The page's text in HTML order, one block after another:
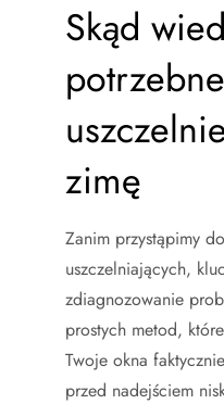
Skąd
zimę
Zanim przystąpimy
uszczelniających,
zdiagnozowanie
prostych metod,
Twoje okna
przed nadejściem